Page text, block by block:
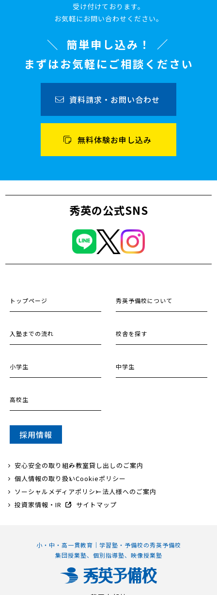
受け付けております。
お気軽にお問い合わせください。
簡単申し込み！
まずはお気軽にご相談ください
資料請求・お問い合わせ
無料体験お申し込み
秀英の公式SNS
小・中・高一貫教育｜学習塾・予備校の秀英予備校
集団授業塾、個別指導塾、映像授業塾
トップページ 秀英予備校について
入塾までの流れ 校舎を探す
小学生 中学生
高校生
採用情報
安心安全の取り組み教室貸し出しのご案内
個人情報の取り扱いCookieポリシー
ソーシャルメディアポリシー法人様へのご案内
投資家情報・IR
サイトマップ